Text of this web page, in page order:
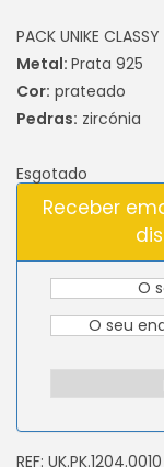
PACK UNIKE
Metal: Prata 925
Cor: prateado
Pedras: zircónia
Esgotado
Receber
REF: UK.PK.1204.0010